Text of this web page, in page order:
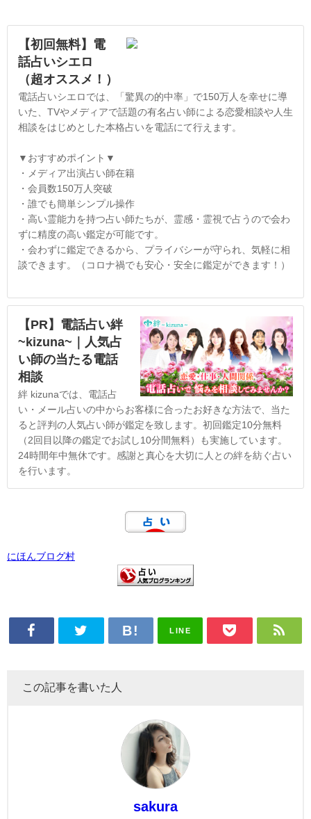
【初回無料】電
話占いシエロ
（超オススメ！）
電話占いシエロでは、「驚異の的中率」で150万人を幸せに導
いた、TVやメディアで話題の有名占い師による恋愛相談や人生
相談をはじめとした本格占いを電話にて行えます。
▼おすすめポイント▼
・メディア出演占い師在籍
・会員数150万人突破
・誰でも簡単シンプル操作
・高い霊能力を持つ占い師たちが、霊感・霊視で占うので会わ
ずに精度の高い鑑定が可能です。
・会わずに鑑定できるから、プライバシーが守られ、気軽に相
談できます。（コロナ禍でも安心・安全に鑑定ができます！）
【PR】電話占い絆
~kizuna~｜人気占
い師の当たる電話
相談
絆 kizunaでは、電話占
い・メール占いの中からお客様に合ったお好きな方法で、当た
ると評判の人気占い師が鑑定を致します。初回鑑定10分無料
（2回目以降の鑑定でお試し10分間無料）も実施しています。
24時間年中無休です。感謝と真心を大切に人との絆を紡ぐ占い
を行います。
にほんブログ村
LINE
この記事を書いた人
sakura